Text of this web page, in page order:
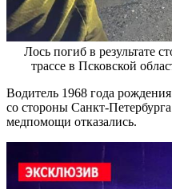
Лось погиб в результате
трассе в Псковской
Водитель 1968 года
со стороны Санкт-
медпомощи отказались.